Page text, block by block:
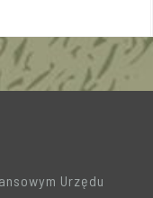
Urzędu